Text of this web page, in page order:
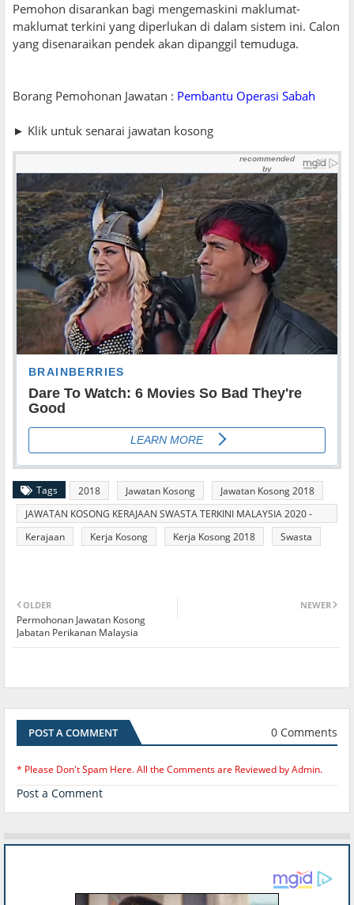
Pemohon disarankan bagi mengemaskini maklumat-
maklumat terkini yang diperlukan di dalam sistem ini. Calon
yang disenaraikan pendek akan dipanggil temuduga.
Borang Pemohonan Jawatan : Pembantu Operasi Sabah
► Klik untuk senarai jawatan kosong
Tags 2018 Jawatan Kosong
Jawatan Kosong 2018
JAWATAN KOSONG KERAJAAN SWASTA TERKINI MALAYSIA 2020 -
2021
Kerajaan Kerja Kosong Kerja Kosong 2018 Swasta
NEWER
OLDER
Permohonan Jawatan Kosong
Jabatan Perikanan Malaysia
POST A COMMENT 0 Comments
* Please Don't Spam Here. All the Comments are Reviewed by Admin.
Post a Comment